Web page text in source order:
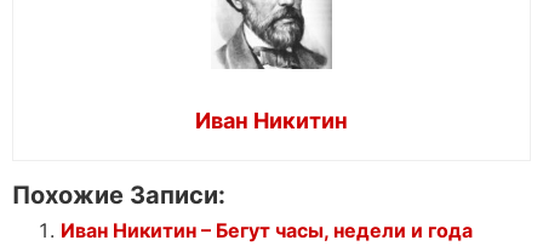
Иван Никитин
Похожие Записи:
Иван Никитин – Бегут часы, недели и года